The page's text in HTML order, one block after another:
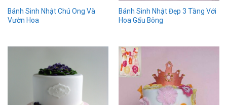
Bánh Sinh Nhật Chú Ong Và
Vườn Hoa
Bánh Sinh Nhật Đẹp 3 Tầng Với
Hoa Gấu Bông